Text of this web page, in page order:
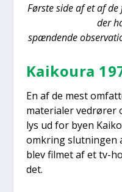
Før­ste side af et af
der
spæn­den­de
Kai­kou­ra
En af de mest
mate­ri­a­ler ved­rø­rer
lys ud for byen
omkring slut­nin­gen
blev fil­met af et tv-
det.